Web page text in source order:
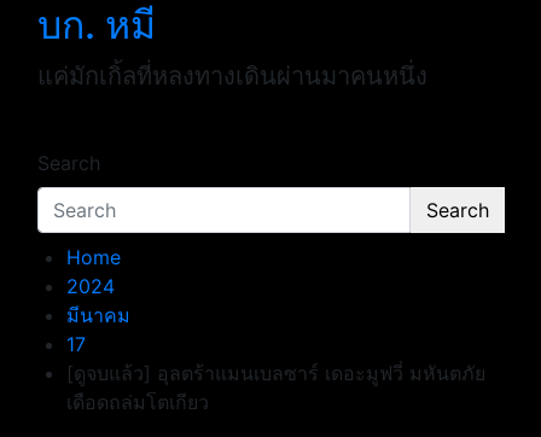
บก. หมี
แค่มักเกิ้ลที่หลงทางเดินผ่านมาคนหนึ่ง
Search
Search
Home
2024
มีนาคม
17
[ดูจบแล้ว] อุลตร้าแมนเบลซาร์ เดอะมูฟวี่ มหันตภัย
เดือดถล่มโตเกียว